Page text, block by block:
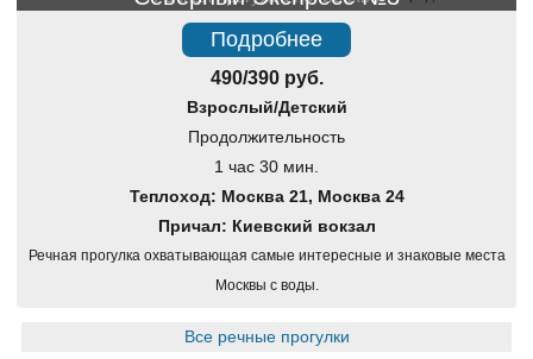
Подробнее
490/390 руб.
Взрослый/Детский
Продолжительность
1 час 30 мин.
Теплоход: Москва 21, Москва 24
Причал: Киевский вокзал
Речная прогулка охватывающая самые интересные и знаковые места
Москвы с воды.
Все речные прогулки